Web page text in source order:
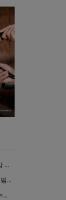
“과하면 몸 해친다”…의사가 경고한 ‘건강 습관’ 5가지
국힘, 추미애 ‘경기 재정비상 상황’에 “주범은 이재명 전 지사”
김민석, 제주·인천 경선서 정청래 제압 누적 1위 탈환